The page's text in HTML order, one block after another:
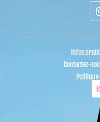
Infos
Contactez-